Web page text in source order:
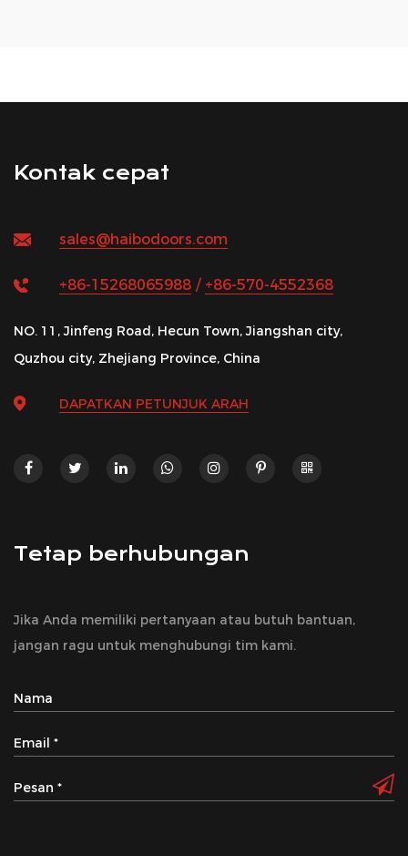
Kontak cepat
sales@haibodoors.com
+86-15268065988 / +86-570-4552368
NO. 11, Jinfeng Road, Hecun Town, Jiangshan city,
Quzhou city, Zhejiang Province, China
DAPATKAN PETUNJUK ARAH
Tetap berhubungan
Jika Anda memiliki pertanyaan atau butuh bantuan,
jangan ragu untuk menghubungi tim kami.